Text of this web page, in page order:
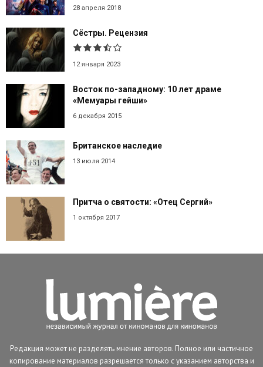
28 апреля 2018
Сёстры. Рецензия
12 января 2023
Восток по-западному: 10 лет драме
«Мемуары гейши»
6 декабря 2015
Британское наследие
13 июля 2014
Притча о святости: «Отец Сергий»
1 октября 2017
Редакция может не разделять мнение авторов. Полное или частичное
копирование материалов разрешается только с указанием авторства и